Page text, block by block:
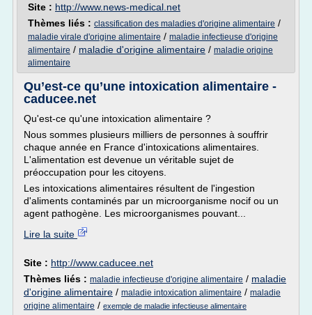
Site : http://www.news-medical.net
Thèmes liés : classification des maladies d'origine alimentaire /
maladie virale d'origine alimentaire / maladie infectieuse d'origine
alimentaire / maladie d'origine alimentaire / maladie origine
alimentaire
Qu’est-ce qu’une intoxication alimentaire -
caducee.net
Qu'est-ce qu'une intoxication alimentaire ?
Nous sommes plusieurs milliers de personnes à souffrir
chaque année en France d'intoxications alimentaires.
L'alimentation est devenue un véritable sujet de
préoccupation pour les citoyens.
Les intoxications alimentaires résultent de l'ingestion
d'aliments contaminés par un microorganisme nocif ou un
agent pathogène. Les microorganismes pouvant...
Lire la suite
Site : http://www.caducee.net
Thèmes liés : maladie infectieuse d'origine alimentaire / maladie
d'origine alimentaire / maladie intoxication alimentaire / maladie
origine alimentaire / exemple de maladie infectieuse alimentaire